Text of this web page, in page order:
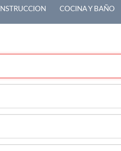
COCINA Y BAÑO